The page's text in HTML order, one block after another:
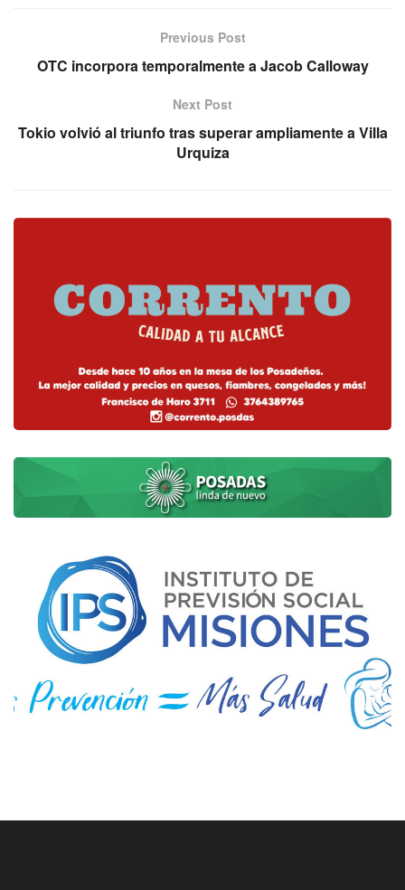
Previous Post
OTC incorpora temporalmente a Jacob Calloway
Next Post
Tokio volvió al triunfo tras superar ampliamente a Villa
Urquiza